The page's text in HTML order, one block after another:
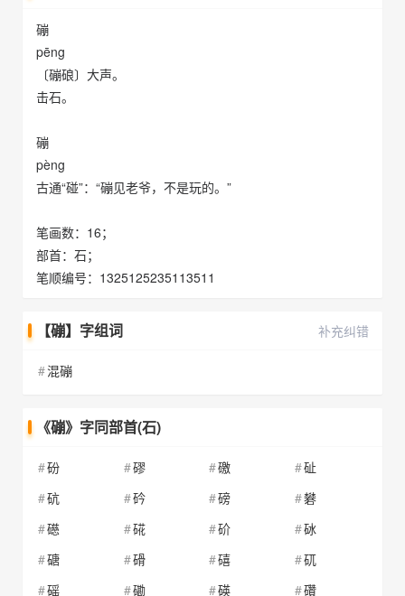
磞
pēng
〔磞硠〕大声。
击石。
磞
pèng
古通“碰”：“磞见老爷，不是玩的。”
笔画数：16；
部首：石；
笔顺编号：1325125235113511
【磞】字组词 补充纠错
混磞
《磞》字同部首(石)
砏 磟 礉
砋
砊
砛 磅
礬
礠
硴 砎
砅
磄
磆 礂
矹
磘
磡 碤 礸